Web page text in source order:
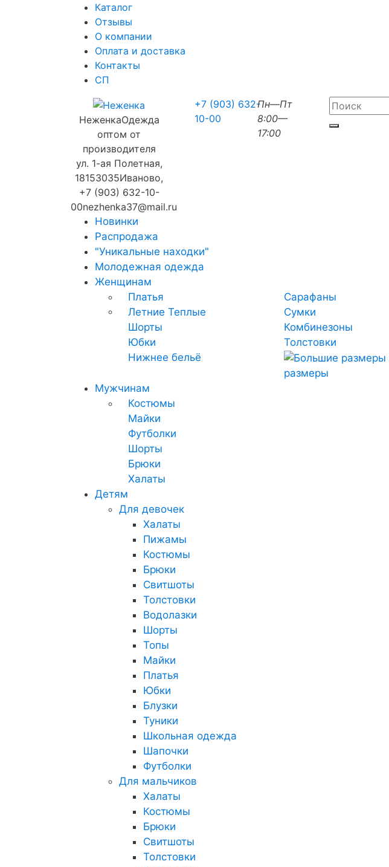
Каталог
Отзывы
О компании
Оплата и доставка
Контакты
СП
НеженкаОдежда
оптом от
производителя
ул. 1-ая Полетная,
18153035Иваново,
+7 (903) 632-10-
00nezhenka37@mail.ru
+7 (903) 632-
10-00
Пн—Пт
8:00—
17:00
Новинки
Распродажа
"Уникальные находки"
Молодежная одежда
Женщинам
Платья
Летние Теплые
Сарафаны
Сумки
Шорты
Комбинезоны
Юбки
Толстовки
Нижнее бельё
размеры
Мужчинам
Костюмы
Майки
Футболки
Шорты
Брюки
Халаты
Детям
Для девочек
Халаты
Пижамы
Костюмы
Брюки
Свитшоты
Толстовки
Водолазки
Шорты
Топы
Майки
Платья
Юбки
Блузки
Туники
Школьная одежда
Шапочки
Футболки
Для мальчиков
Халаты
Костюмы
Брюки
Свитшоты
Толстовки